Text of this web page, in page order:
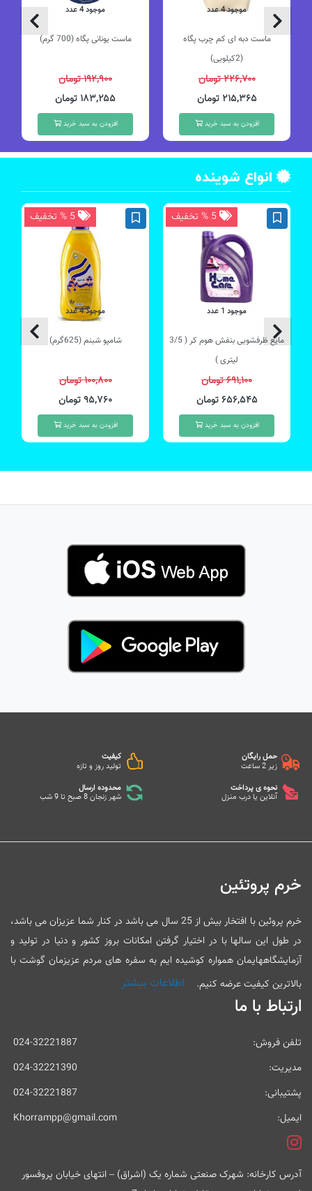
موجود 4 عدد
ماست دبه ای کم چرب پگاه
(2کیلویی)
۲۲۶,۷۰۰ تومان
۲۱۵,۳۶۵ تومان
افزودن به سبد خرید
موجود 4 عدد
ماست یونانی پگاه (700 گرم)
۱۹۲,۹۰۰ تومان
۱۸۳,۲۵۵ تومان
افزودن به سبد خرید
انواع شوینده
5 % تخفیف
موجود 1 عدد
مایع ظرفشویی بنفش هوم کر ( 3/5
لیتری )
۶۹۱,۱۰۰ تومان
۶۵۶,۵۴۵ تومان
افزودن به سبد خرید
5 % تخفیف
موجود 4 عدد
شامپو شبنم (625گرم)
۱۰۰,۸۰۰ تومان
۹۵,۷۶۰ تومان
افزودن به سبد خرید
حمل رایگان
زیر 2 ساعت
کیفیت
تولید روز و تازه
نحوه ی پرداخت
آنلاین یا درب منزل
محدوده ارسال
شهر زنجان 8 صبح تا 9 شب
خرم پروتئین
خرم پروئین با افتخار بیش از 25 سال می باشد در کنار شما عزیزان می باشد،
در طول این سالها با در اختیار گرفتن امکانات بروز کشور و دنیا در تولید و
آزمایشگاههایمان همواره کوشیده ایم به سفره های مردم عزیزمان گوشت با
بالاترین کیفیت عرضه کنیم.
اطلاعات بیشتر
ارتباط با ما
تلفن فروش:
024-32221887
مدیریت:
024-32221390
پشتیبانی:
024-32221887
ایمیل:
Khorrampp@gmail.com
آدرس کارخانه: شهرک صنعتی شماره یک (اشراق) – انتهای خیابان پروفسور